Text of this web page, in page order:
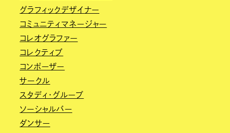
グラフィックデザイナー
コミュニティマネージャー
コレオグラファー
コレクティブ
コンポーザー
サークル
スタディ・グループ
ソーシャルバー
ダンサー